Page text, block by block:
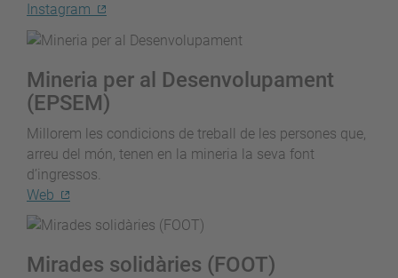
Instagram
Mineria per al Desenvolupament
(EPSEM)
Millorem les condicions de treball de les persones que,
arreu del món, tenen en la mineria la seva font
d’ingressos.
Web
Mirades solidàries (FOOT)